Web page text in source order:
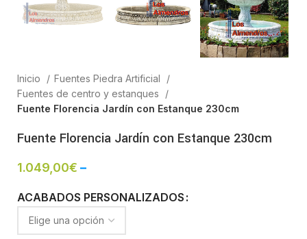
Inicio
Fuentes Piedra Artificial
Fuentes de centro y estanques
Fuente Florencia Jardín con Estanque 230cm
Fuente Florencia Jardín con Estanque 230cm
1.049,00€ –
ACABADOS PERSONALIZADOS